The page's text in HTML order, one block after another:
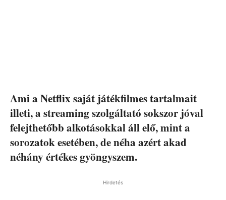
Ami a Netflix saját játékfilmes tartalmait
illeti, a streaming szolgáltató sokszor jóval
felejthetőbb alkotásokkal áll elő, mint a
sorozatok esetében, de néha azért akad
néhány értékes gyöngyszem.
Hirdetés